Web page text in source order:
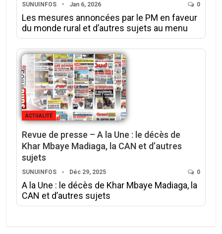
SUNUINFOS Jan 6, 2026 0
Les mesures annoncées par le PM en faveur
du monde rural et d’autres sujets au menu
ACTUALITÉ
Revue de presse – A la Une : le décès de
Khar Mbaye Madiaga, la CAN et d’autres
sujets
SUNUINFOS Déc 29, 2025 0
A la Une : le décès de Khar Mbaye Madiaga, la
CAN et d’autres sujets